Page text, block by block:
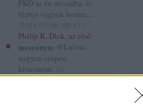
PKD az én utcámba, és
biztos vagyok benne,...
Philip K. Dick, az első
meseanyu: @Lulma:
nagyon szépen
köszönöm. :-)
(2015.12.30. 12:41)